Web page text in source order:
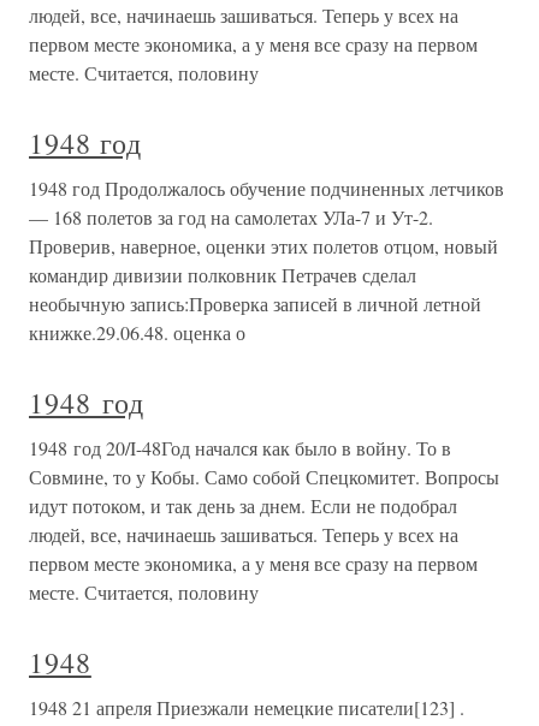
людей, все, начинаешь зашиваться. Теперь у всех на
первом месте экономика, а у меня все сразу на первом
месте. Считается, половину
1948 год
1948 год Продолжалось обучение подчиненных летчиков
— 168 полетов за год на самолетах УЛа-7 и Ут-2.
Проверив, наверное, оценки этих полетов отцом, новый
командир дивизии полковник Петрачев сделал
необычную запись:Проверка записей в личной летной
книжке.29.06.48. оценка о
1948 год
1948 год 20/I-48Год начался как было в войну. То в
Совмине, то у Кобы. Само собой Спецкомитет. Вопросы
идут потоком, и так день за днем. Если не подобрал
людей, все, начинаешь зашиваться. Теперь у всех на
первом месте экономика, а у меня все сразу на первом
месте. Считается, половину
1948
1948 21 апреля Приезжали немецкие писатели[123] .